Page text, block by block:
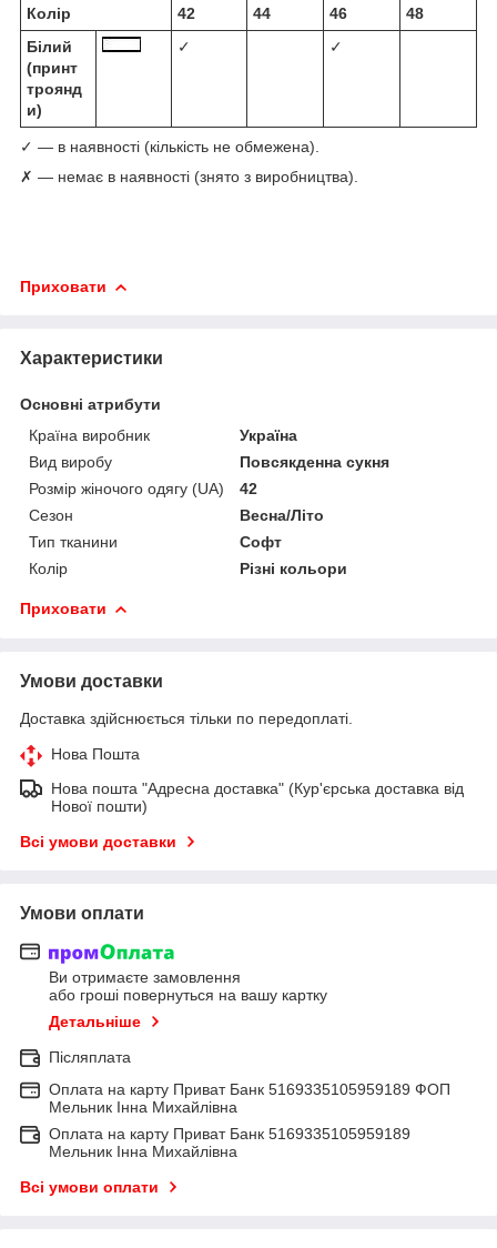
Колір 42 44 46
48
Білий
(принт
троянд
и)
✓ ✓
✓ — в наявності (кількість не обмежена).
✗ — немає в наявності (знято з виробництва).
Приховати
Характеристики
Основні атрибути
Країна виробник
Україна
Вид виробу
Повсякденна сукня
Розмір жіночого одягу (UA)
42
Сезон
Весна/Літо
Тип тканини
Софт
Колір
Різні кольори
Приховати
Умови доставки
Доставка здійснюється тільки по передоплаті.
Нова Пошта
Нова пошта "Адресна доставка" (Кур'єрська доставка від
Нової пошти)
Всі умови доставки
Умови оплати
Ви отримаєте замовлення
або гроші повернуться на вашу картку
Детальніше
Післяплата
Оплата на карту Приват Банк 5169335105959189 ФОП
Мельник Інна Михайлівна
Оплата на карту Приват Банк 5169335105959189
Мельник Інна Михайлівна
Всі умови оплати